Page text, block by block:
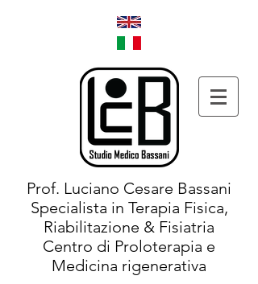
Prof. Luciano Cesare Bassani
Specialista in Terapia Fisica,
Riabilitazione & Fisiatria
Centro di Proloterapia e
Medicina rigenerativa